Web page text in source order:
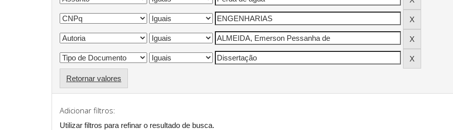
Retornar valores
Adicionar filtros:
Utilizar filtros para refinar o resultado de busca.